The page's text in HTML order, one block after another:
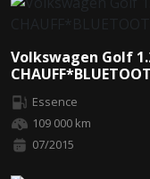
Volkswagen Golf
Essence
109 000 km
07/2015